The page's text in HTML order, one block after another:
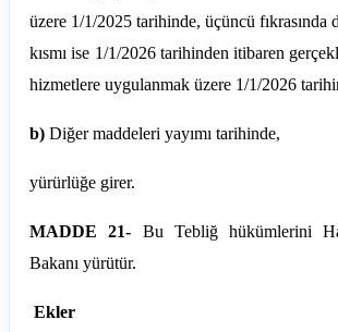
üzere 1/1/2025 tarihinde, üçüncü fıkrasında
kısmı ise 1/1/2026 tarihinden itibaren
hizmetlere uygulanmak üzere 1/1/2026
b) Diğer maddeleri yayımı tarihinde,
yürürlüğe girer.
MADDE 21- Bu Tebliğ hükümlerini
Bakanı yürütür.
Ekler